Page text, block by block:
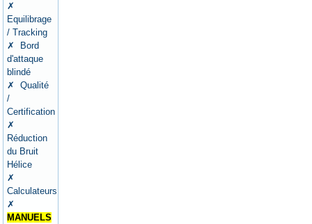
✗
Equilibrage
/ Tracking
✗ Bord
d'attaque
blindé
✗ Qualité
/
Certification
✗
Réduction
du Bruit
Hélice
✗
Calculateurs
✗
MANUELS